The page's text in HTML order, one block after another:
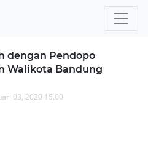
dengan Pendopo
Walikota Bandung
03, 2020 15.00